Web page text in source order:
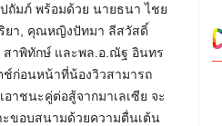
ถัมภ์ พร้อมด้วย นายธนา ไชย
ยา, คุณหญิงปัทมา ลีสวัสดิ์
าพิทักษ์ และพล.อ.ณัฐ อินทร
ช์ก่อนหน้าที่น้องวิวสามารถ
าชนะคู่ต่อสู้จากมาเลเซีย จะ
ขอบสนามด้วยความตื่นเต้น